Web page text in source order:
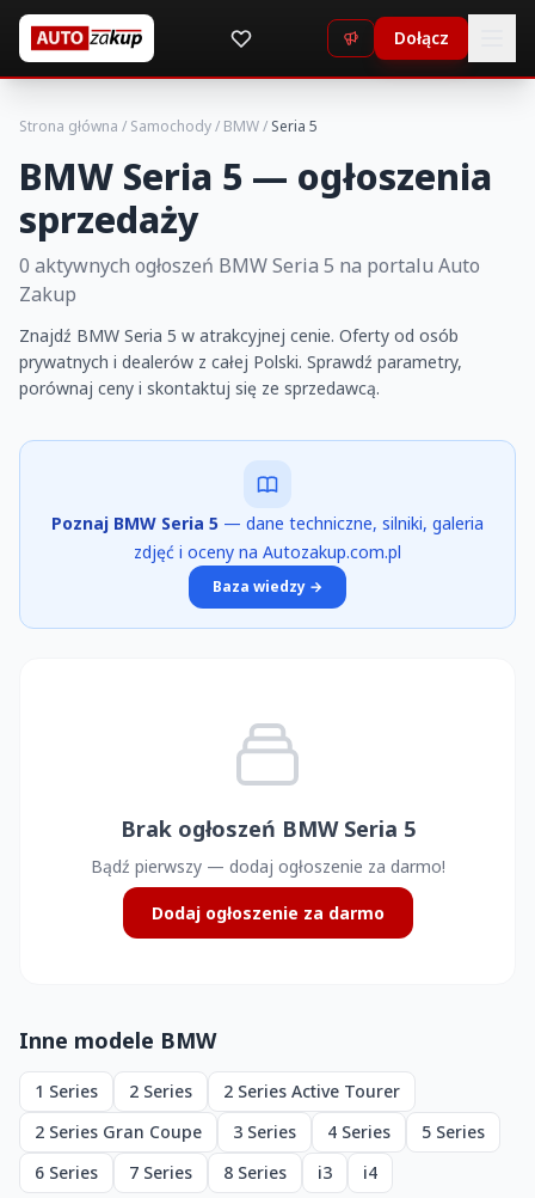
Dołącz
Strona główna / Samochody/ BMW/ Seria 5
BMW Seria 5 — ogłoszenia
sprzedaży
0 aktywnych ogłoszeń BMW Seria 5 na portalu Auto
Zakup
Znajdź BMW Seria 5 w atrakcyjnej cenie. Oferty od osób
prywatnych i dealerów z całej Polski. Sprawdź parametry,
porównaj ceny i skontaktuj się ze sprzedawcą.
Poznaj BMW Seria 5 — dane techniczne, silniki, galeria
zdjęć i oceny na Autozakup.com.pl
Baza wiedzy →
Brak ogłoszeń BMW Seria 5
Bądź pierwszy — dodaj ogłoszenie za darmo!
Dodaj ogłoszenie za darmo
Inne modele BMW
1 Series 2 Series
2 Series Active Tourer
2 Series Gran Coupe
3 Series 4 Series
5 Series
6 Series
7 Series 8 Series i3 i4